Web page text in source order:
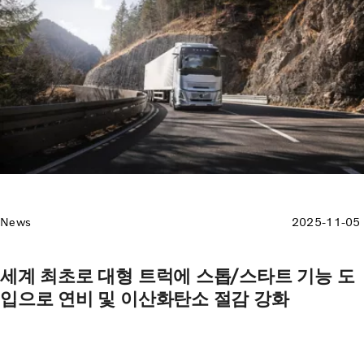
News 2025-11-05
세계 최초로 대형 트럭에 스톱/스타트 기능 도
입으로 연비 및 이산화탄소 절감 강화